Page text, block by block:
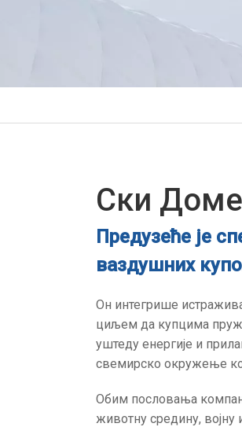
Ски
Предузеће је
ваздушних
Он интегрише
циљем да купцима
уштеду енергије и
свемирско окружење
Обим пословања
животну средину,